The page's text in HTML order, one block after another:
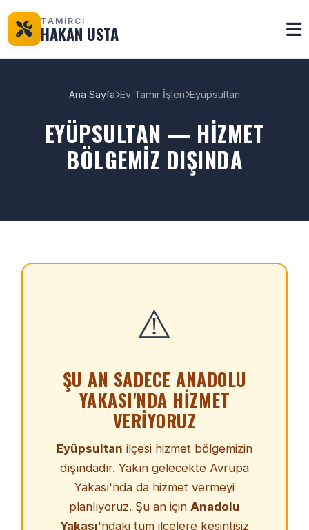
TAMİRCİ
HAKAN USTA
Ana Sayfa Ev Tamir İşleri Eyüpsultan
EYÜPSULTAN — HIZMET
BÖLGEMIZ DIŞINDA
⚠️
ŞU AN SADECE ANADOLU
YAKASI'NDA HIZMET
VERIYORUZ
Eyüpsultan ilçesi hizmet bölgemizin
dışındadır. Yakın gelecekte Avrupa
Yakası'nda da hizmet vermeyi
planlıyoruz. Şu an için Anadolu
Yakası'ndaki tüm ilçelere kesintisiz